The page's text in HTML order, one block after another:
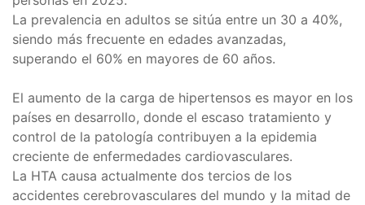
La prevalencia en adultos se sitúa entre un 30 a 40%,
siendo más frecuente en edades avanzadas,
superando el 60% en mayores de 60 años.
El aumento de la carga de hipertensos es mayor en los
países en desarrollo, donde el escaso tratamiento y
control de la patología contribuyen a la epidemia
creciente de enfermedades cardiovasculares.
La HTA causa actualmente dos tercios de los
accidentes cerebrovasculares del mundo y la mitad de